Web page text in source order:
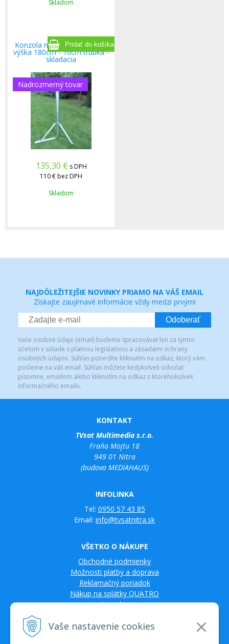
Vaše nastavenie cookies
Skladom
Konzola na plochú strechu -
výška 180cm - 10cm trubka -
skladacia
Nadrozmerný tovar
135,30 € s DPH
110 €bez DPH
Skladom
NAJDÔLEŽITEJŠIE NOVINKY PRIAMO NA VÁŠ EMAIL
Získajte zaujímavé informácie vždy medzi prvými
Odoberať
Vaše osobné údaje (email) budeme spracovávať len za týmto
účelom v súlade s platnou legislatívou a zásadami ochrany
osobných údajov. Súhlas potvrdíte kliknutím na odkaz, ktorý vám
pošleme na váš email. Súhlas môžete kedykoľvek odvolať
písomne, emailom alebo kliknutím na odkaz z ktoréhokoľvek
informačného emailu.
KONTAKT
TVsat Multimedia s.r.o.
Fraňa Mojtu 18
949 01 Nitra
(budova MEDIAHAUS)
INFOLINKA
Tel: 0950 57 43 85
Email: info@tvsatnitra.sk
VŠETKO O NÁKUPE
Obchodné podmienky
Možnosti platby a doprava
Reklamačný poriadok
Nákup na splátky QUATRO
Kontakty